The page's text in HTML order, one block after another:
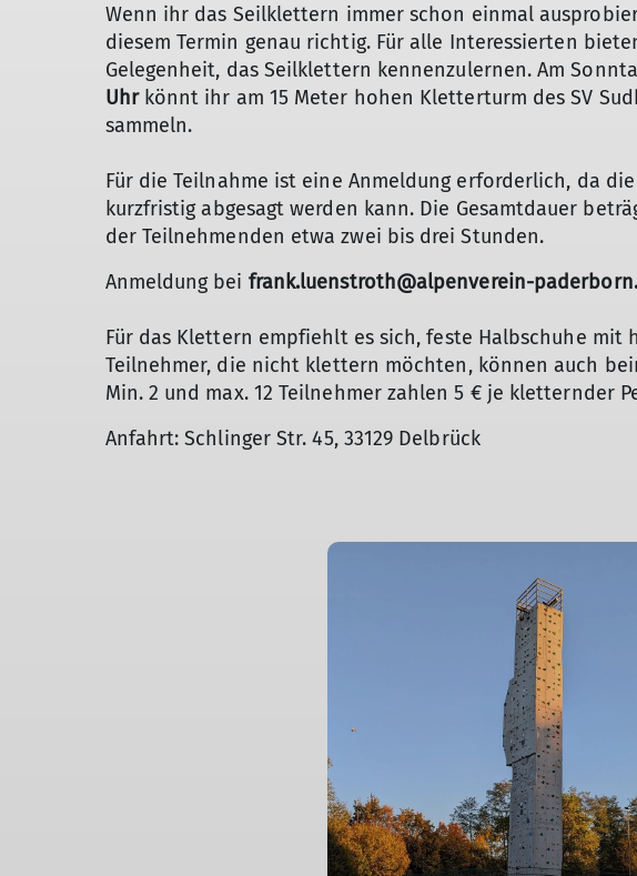
Wenn ihr das Seilklettern immer schon einmal
diesem Termin genau richtig. Für alle Interessierten
Gelegenheit, das Seilklettern kennenzulernen. Am
Uhrkönnt ihr am 15 Meter hohen Kletterturm des SV
sammeln.
Für die Teilnahme ist eine Anmeldung erforderlich, da
kurzfristig abgesagt werden kann. Die Gesamtdauer
der Teilnehmenden etwa zwei bis drei Stunden.
Anmeldung bei frank.luenstroth@alpenverein-
Für das Klettern empfiehlt es sich, feste Halbschuhe mit
Teilnehmer, die nicht klettern möchten, können auch
Min. 2 und max. 12 Teilnehmer zahlen 5 € je kletternder
Anfahrt: Schlinger Str. 45, 33129 Delbrück